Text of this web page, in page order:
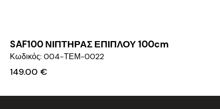
SAF100 ΝΙΠΤΗΡΑΣ ΕΠΙΠΛΟΥ 100cm
Κωδικός: 004-ΤΕΜ-0022
149.00 €